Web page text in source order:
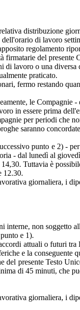
distribuzione
di lavoro
regolamento
del presente
di lavoro o una
praticato.
fermo restando
le
in essere prima
per periodi che
saranno
punto e 2) -
- dal lunedì al
Tuttavia è
12.30.
giornaliera, i
interne, non
e 1).
attuali o futuri
e la conseguente
del presente Testo
di 45 minuti, che
giornaliera, i